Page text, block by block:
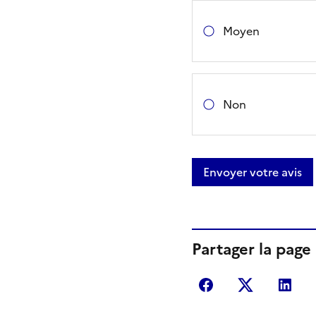
Moyen
Non
Envoyer votre avis
Partager la page
Partager surPartager